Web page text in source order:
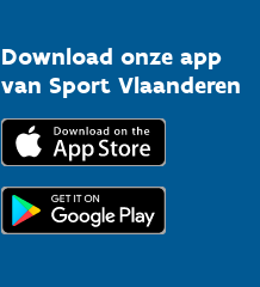
Download onze app
van Sport Vlaanderen